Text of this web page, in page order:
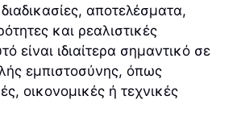
αποτελέσματα,
και ρεαλιστικές
είναι ιδιαίτερα σημαντικό σε
εμπιστοσύνης, όπως
οικονομικές ή τεχνικές